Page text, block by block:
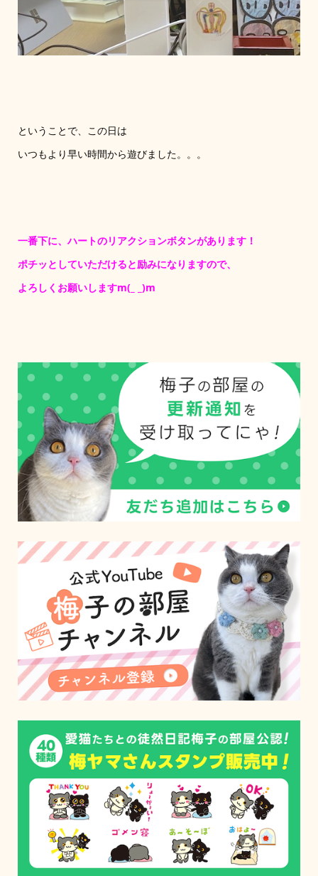
ということで、この日は
いつもより早い時間から遊びました。。。
一番下に、ハートのリアクションボタンがあります！
ポチッとしていただけると励みになりますので、
よろしくお願いしますm(_ _)m